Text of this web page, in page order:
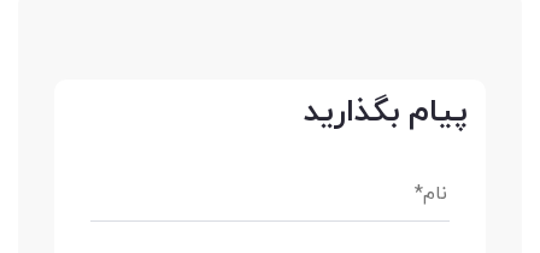
پیام بگذارید